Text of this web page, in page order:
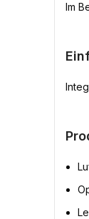
Im